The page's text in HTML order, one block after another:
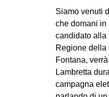
Siamo venuti
che domani in
candidato alla
Regione della
Fontana,
Lambretta
campagna